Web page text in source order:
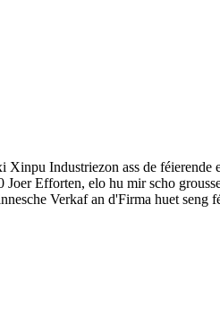
Industriezon ass de féierende
Efforten, elo hu mir scho
Verkaf an d'Firma huet